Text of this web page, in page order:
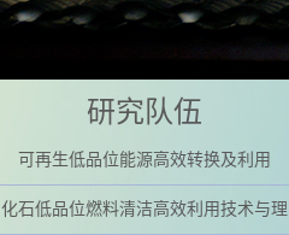
研究队伍
可再生低品位能源高效转换及利用
化石低品位燃料清洁高效利用技术与理